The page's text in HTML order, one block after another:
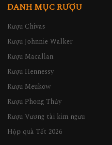
DANH MỤC RƯỢU
Rượu Chivas
Rượu Johnnie Walker
Rượu Macallan
Rượu Hennessy
Rượu Meukow
Rượu Phong Thủy
Rượu Vương tài kim ngưu
Hộp quà Tết 2026